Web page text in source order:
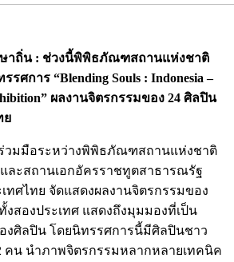
าถิ่น : ช่วงนี้พิพิธภัณฑสถานแห่งชาติ
ศการ “Blending Souls : Indonesia –
ผลงานจิตรกรรมของ 24 ศิลปิน
ย
วมมือระหว่างพิพิธภัณฑสถานแห่งชาติ
ละสถานเอกอัครราชทูตสาธารณรัฐ
ทศไทย จัดแสดงผลงานจิตรกรรมของ
สองประเทศ แสดงถึงมุมมองที่เป็น
งศิลปิน โดยนิทรรศการนี้มีศิลปินชาว
คน นำภาพจิตรกรรมหลากหลายเทคนิค